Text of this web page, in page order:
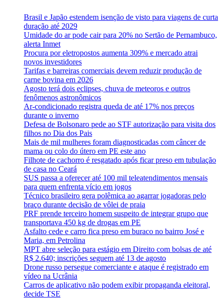
Brasil e Japão estendem isenção de visto para viagens de curta
duração até 2029
Umidade do ar pode cair para 20% no Sertão de Pernambuco,
alerta Inmet
Procura por eletropostos aumenta 309% e mercado atrai
novos investidores
Tarifas e barreiras comerciais devem reduzir produção de
carne bovina em 2026
Agosto terá dois eclipses, chuva de meteoros e outros
fenômenos astronômicos
Ar-condicionado registra queda de até 17% nos preços
durante o inverno
Defesa de Bolsonaro pede ao STF autorização para visita dos
filhos no Dia dos Pais
Mais de mil mulheres foram diagnosticadas com câncer de
mama ou colo do útero em PE este ano
Filhote de cachorro é resgatado após ficar preso em tubulação
de casa no Ceará
SUS passa a oferecer até 100 mil teleatendimentos mensais
para quem enfrenta vício em jogos
Técnico brasileiro gera polêmica ao agarrar jogadoras pelo
braço durante decisão de vôlei de praia
PRF prende terceiro homem suspeito de integrar grupo que
transportava 450 kg de drogas em PE
Asfalto cede e carro fica preso em buraco no bairro José e
Maria, em Petrolina
MPT abre seleção para estágio em Direito com bolsas de até
R$ 2.640; inscrições seguem até 13 de agosto
Drone russo persegue comerciante e ataque é registrado em
vídeo na Ucrânia
Carros de aplicativo não podem exibir propaganda eleitoral,
decide TSE